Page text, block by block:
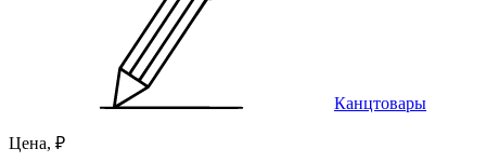
Канцтовары
Цена, ₽